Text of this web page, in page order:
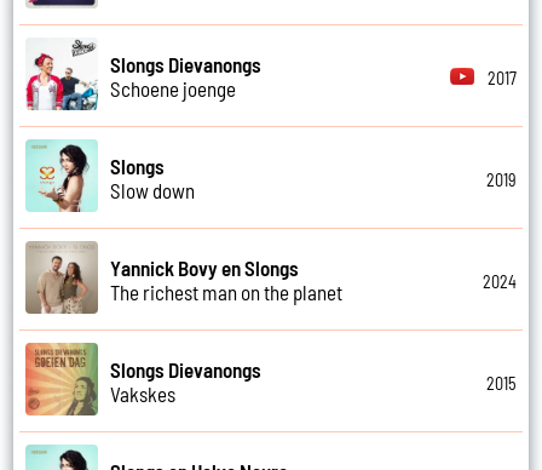
Slongs Dievanongs
Schoene joenge
2017
Slongs
Slow down
2019
Yannick Bovy en Slongs
The richest man on the planet
2024
Slongs Dievanongs
Vakskes
2015